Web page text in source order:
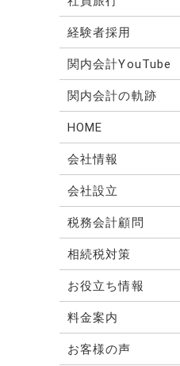
経験者採用
関内会計YouTube
関内会計の軌跡
HOME
会社情報
会社設立
税務会計顧問
相続税対策
お役立ち情報
料金案内
お客様の声